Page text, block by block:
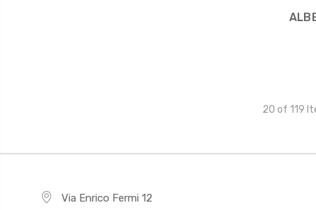
20 of 119
Via Enrico Fermi 12